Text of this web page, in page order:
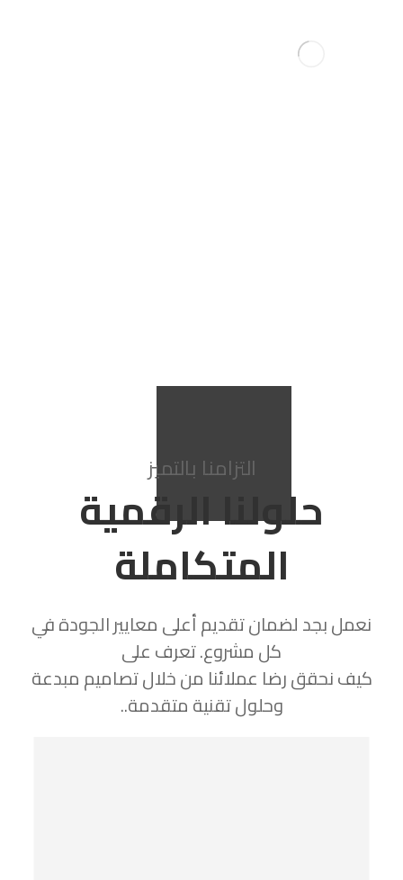
التزامنا بالتميز
حلولنا الرقمية
المتكاملة
نعمل بجد لضمان تقديم أعلى معايير الجودة في
كل مشروع. تعرف على
كيف نحقق رضا عملائنا من خلال تصاميم مبدعة
وحلول تقنية متقدمة..